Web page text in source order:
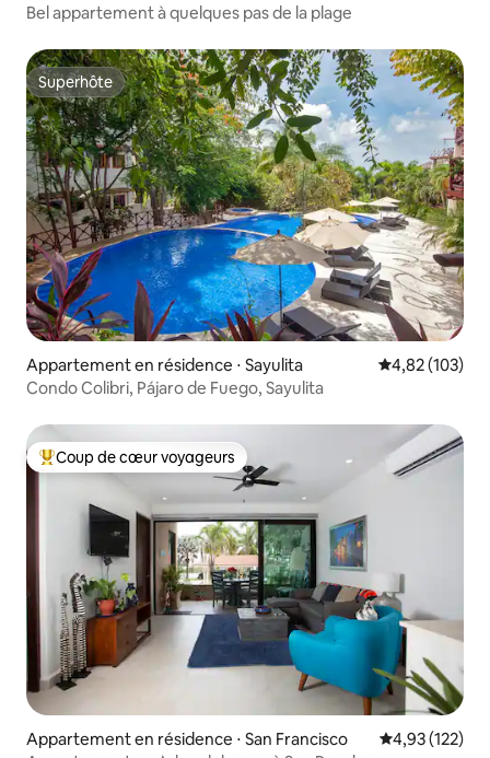
Bel appartement à quelques pas de la plage
Superhôte
Superhôte
Appartement en résidence ⋅ Sayulita Évaluation
4,82 (103)
Condo Colibri, Pájaro de Fuego, Sayulita
Coups de cœur voyageurs les plus appréciés
Coup de cœur voyageurs
Appartement en résidence ⋅ San Francisco Évaluation
4,93 (122)